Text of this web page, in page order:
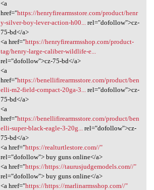
<a
href="https://henryfirearmsstore.com/product/henr
y-silver-boy-lever-action-h00...
rel="dofollow">cz-
75-bd</a>
<a href="https://henryfirearmsshop.com/product-
tag/henry-large-caliber-wildlife-e...
rel="dofollow">cz-75-bd</a>
<a
href="https://benellifirearmsstore.com/product/ben
elli-m2-field-compact-20ga-3...
rel="dofollow">cz-
75-bd</a>
<a
href="https://benellifirearmsstore.com/product/ben
elli-super-black-eagle-3-20g...
rel="dofollow">cz-
75-bd</a>
<a href="https://realturtlestore.com//"
rel="dofollow"> buy guns online</a>
<a href="https://https://taurusjudgemodels.com//"
rel="dofollow"> buy guns online</a>
<a href="https://https://marlinarmsshop.com//"